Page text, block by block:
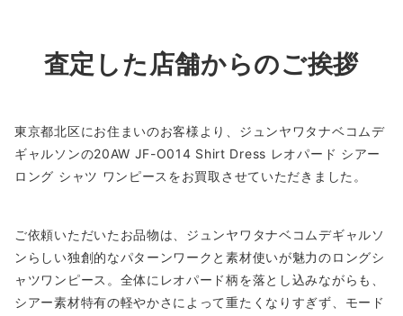
査定した店舗からのご挨拶
東京都北区にお住まいのお客様より、ジュンヤワタナベコムデ
ギャルソンの20AW JF-O014 Shirt Dress レオパード シアー
ロング シャツ ワンピースをお買取させていただきました。
ご依頼いただいたお品物は、ジュンヤワタナベコムデギャルソ
ンらしい独創的なパターンワークと素材使いが魅力のロングシ
ャツワンピース。全体にレオパード柄を落とし込みながらも、
シアー素材特有の軽やかさによって重たくなりすぎず、モード